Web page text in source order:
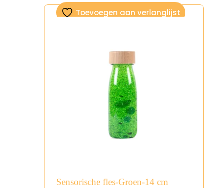
Toevoegen aan verlanglijst
Sensorische fles-Groen-14 cm